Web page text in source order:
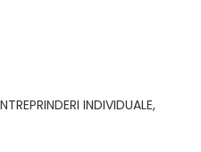
INDIVIDUALE,